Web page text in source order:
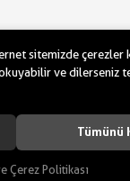
-
sitemizde çerezler
ve dilerseniz
Tümünü
Çerez Politikası